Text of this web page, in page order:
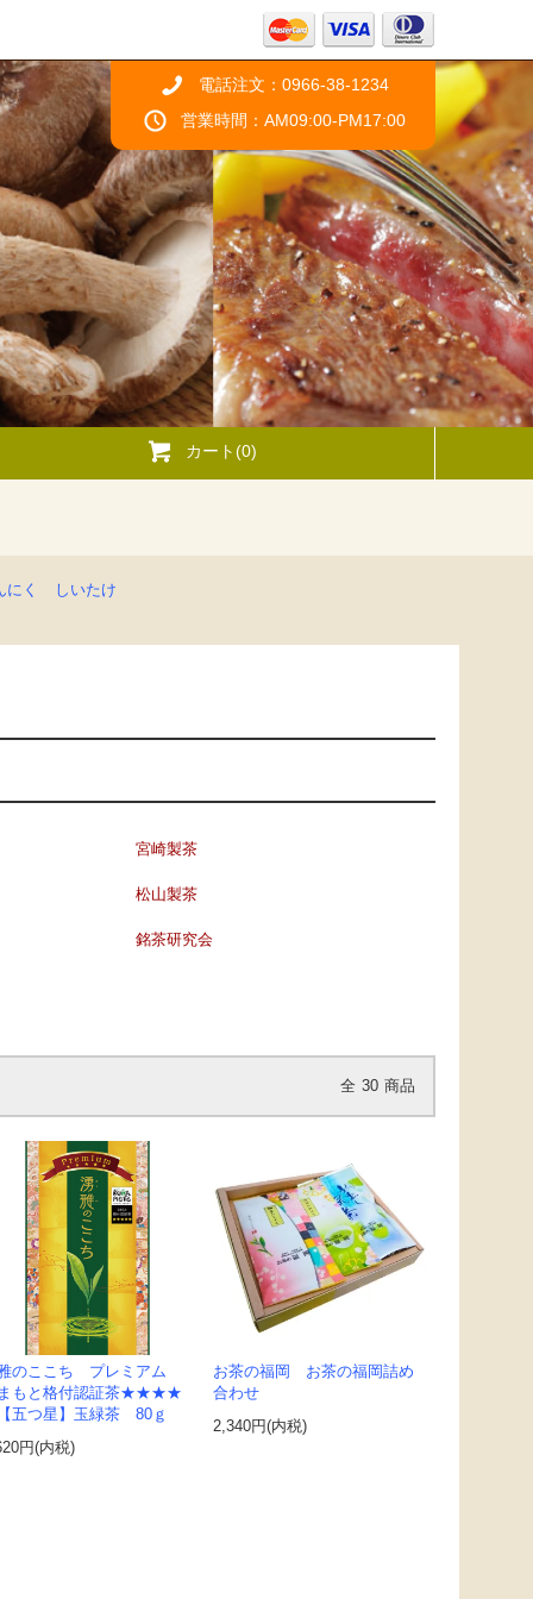
電話注文：0966-38-1234
営業時間：AM09:00-PM17:00
カート(0)
にく しいたけ
宮崎製茶
松山製茶
銘茶研究会
全 30 商品
のここち プレミアム
もと格付認証茶★★★★
五つ星】玉緑茶 80ｇ
円(内税)
お茶の福岡 お茶の福岡詰め
合わせ
2,340円(内税)